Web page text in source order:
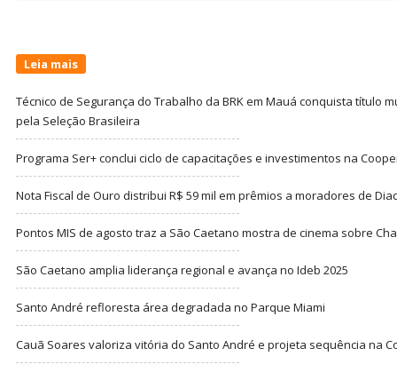
Leia mais
Técnico de Segurança do Trabalho da BRK em Mauá conquista título
pela Seleção Brasileira
Programa Ser+ conclui ciclo de capacitações e investimentos na
Nota Fiscal de Ouro distribui R$ 59 mil em prêmios a moradores de
Pontos MIS de agosto traz a São Caetano mostra de cinema sobre
São Caetano amplia liderança regional e avança no Ideb 2025
Santo André refloresta área degradada no Parque Miami
Cauã Soares valoriza vitória do Santo André e projeta sequência na